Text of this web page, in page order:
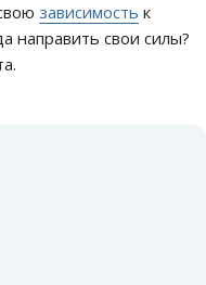
зависимость к
направить свои силы?